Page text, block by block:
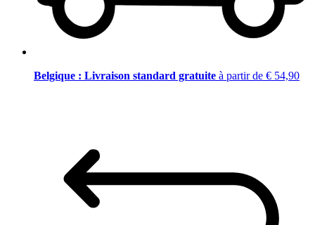
Belgique : Livraison standard gratuite à partir de € 54,90